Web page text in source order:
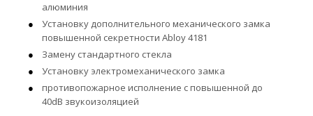
алюминия
Установку дополнительного механического замка
повышенной секретности Abloy 4181
Замену стандартного стекла
Установку электромеханического замка
противопожарное исполнение с повышенной до
40dB звукоизоляцией